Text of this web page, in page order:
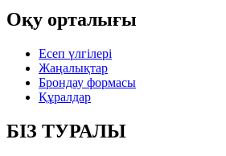
Оқу орталығы
Есеп үлгілері
Жаңалықтар
Брондау формасы
Құралдар
БІЗ ТУРАЛЫ